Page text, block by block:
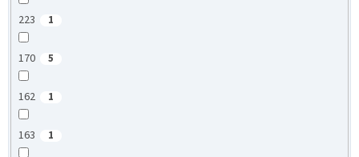
223 1
170 5
162 1
163 1